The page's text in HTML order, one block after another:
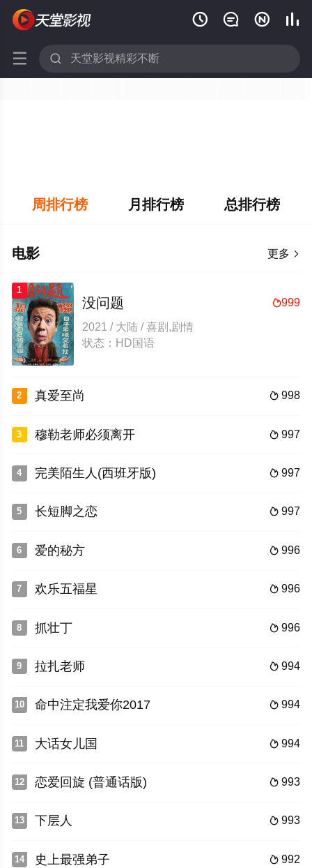
   
 
周排行榜 月排行榜 总排行榜
更多 
电影
1
999
没问题
2021 / 大陆 / 喜剧,剧情
状态：HD国语
2  998
真爱至尚
3  997
穆勒老师必须离开
4  997
完美陌生人(西班牙版)
5  997
长短脚之恋
6  996
爱的秘方
7  996
欢乐五福星
8  996
抓壮丁
9  994
拉扎老师
10  994
命中注定我爱你2017
11  994
大话女儿国
12  993
恋爱回旋 (普通话版)
13  993
下层人
14  992
史上最强弟子